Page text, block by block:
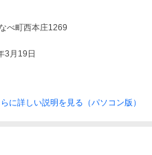
べ町西本庄1269
3月19日
に詳しい説明を見る（パソコン版）